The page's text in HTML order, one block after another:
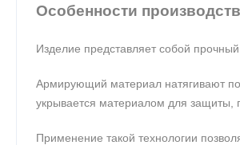
Особенности
Изделие представляет собой
Армирующий материал натягивают
укрывается материалом для защиты,
Применение такой технологии